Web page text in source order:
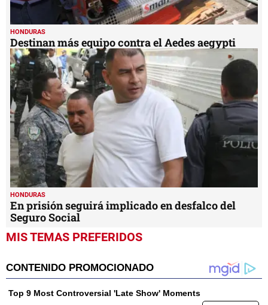
HONDURAS
Destinan más equipo contra el Aedes aegypti
HONDURAS
En prisión seguirá implicado en desfalco del
Seguro Social
MIS TEMAS PREFERIDOS